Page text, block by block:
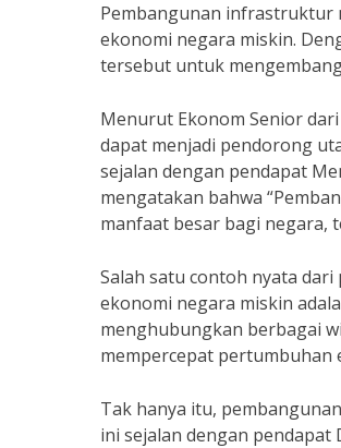
Pembangunan infrastruktur
ekonomi negara miskin.
tersebut untuk
Menurut Ekonom Senior
dapat menjadi pendorong
sejalan dengan pendapat
mengatakan bahwa
manfaat besar bagi negara,
Salah satu contoh nyata
ekonomi negara miskin
menghubungkan berbagai
mempercepat pertumbuhan
Tak hanya itu,
ini sejalan dengan pendapat